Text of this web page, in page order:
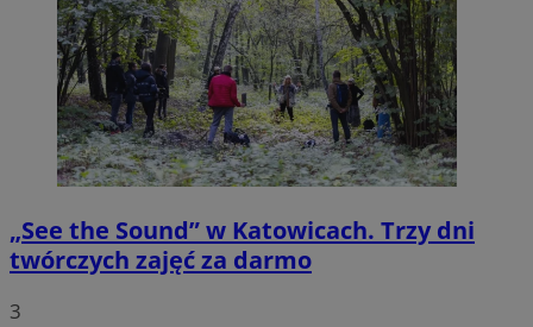
„See the Sound” w Katowicach. Trzy dni
twórczych zajęć za darmo
3